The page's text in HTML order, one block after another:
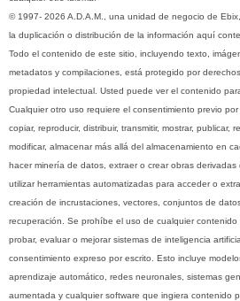
© 1997- 2026 A.D.A.M., una unidad de negocio de
la duplicación o distribución de la información aquí
Todo el contenido de este sitio, incluyendo texto,
metadatos y compilaciones, está protegido por
propiedad intelectual. Usted puede ver el contenido
Cualquier otro uso requiere el consentimiento previo
copiar, reproducir, distribuir, transmitir, mostrar, publicar,
modificar, almacenar más allá del almacenamiento en
hacer minería de datos, extraer o crear obras
utilizar herramientas automatizadas para acceder o
creación de incrustaciones, vectores, conjuntos de
recuperación. Se prohíbe el uso de cualquier contenido
probar, evaluar o mejorar sistemas de inteligencia
consentimiento expreso por escrito. Esto incluye
aprendizaje automático, redes neuronales, sistemas
aumentada y cualquier software que ingiera contenido